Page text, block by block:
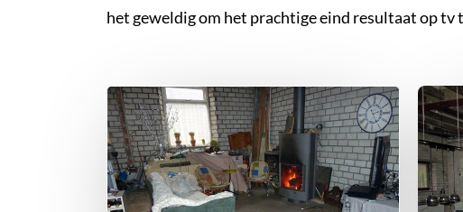
het geweldig om het prachtige eind resultaat op tv